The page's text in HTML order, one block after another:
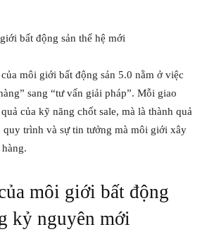
bất động sản thế hệ mới
môi giới bất động sản 5.0 nằm ở việc
sang “tư vấn giải pháp”. Mỗi giao
của kỹ năng chốt sale, mà là thành quả
quy trình và sự tin tưởng mà môi giới xây
môi giới bất động
kỷ nguyên mới